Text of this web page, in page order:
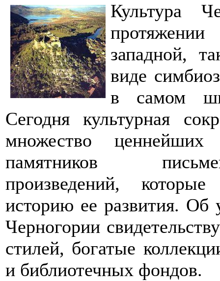
Культура
западной,
виде
в самом
Сегодня культурная
множество ценнейших
памятников
произведений,
историю ее развития. Об
Черногории
стилей, богатые
и библиотечных фондов.